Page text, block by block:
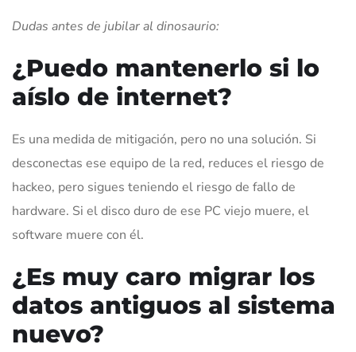
Dudas antes de jubilar al dinosaurio:
¿Puedo mantenerlo si lo
aíslo de internet?
Es una medida de mitigación, pero no una solución. Si
desconectas ese equipo de la red, reduces el riesgo de
hackeo, pero sigues teniendo el riesgo de fallo de
hardware. Si el disco duro de ese PC viejo muere, el
software muere con él.
¿Es muy caro migrar los
datos antiguos al sistema
nuevo?